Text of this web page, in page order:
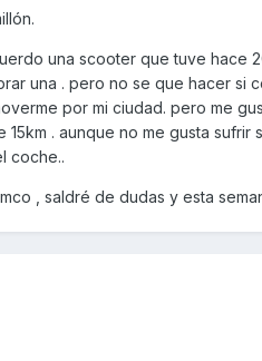
una scooter que tuve hace
una . pero no se que hacer si
por mi ciudad. pero me
15km . aunque no me gusta
coche..
, saldré de dudas y esta